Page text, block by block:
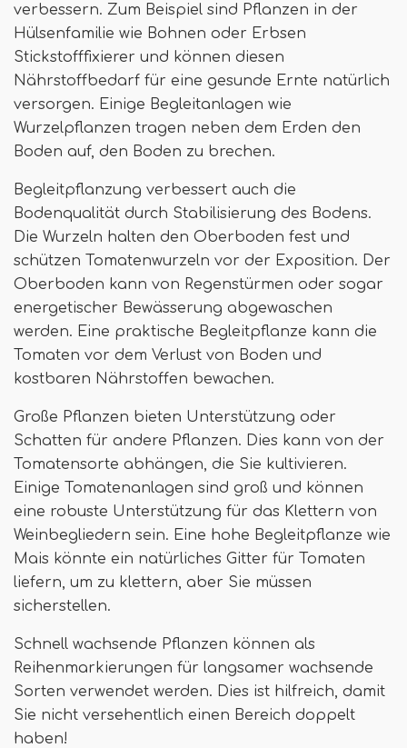
verbessern. Zum Beispiel sind Pflanzen in der
Hülsenfamilie wie Bohnen oder Erbsen
Stickstofffixierer und können diesen
Nährstoffbedarf für eine gesunde Ernte natürlich
versorgen. Einige Begleitanlagen wie
Wurzelpflanzen tragen neben dem Erden den
Boden auf, den Boden zu brechen.
Begleitpflanzung verbessert auch die
Bodenqualität durch Stabilisierung des Bodens.
Die Wurzeln halten den Oberboden fest und
schützen Tomatenwurzeln vor der Exposition. Der
Oberboden kann von Regenstürmen oder sogar
energetischer Bewässerung abgewaschen
werden. Eine praktische Begleitpflanze kann die
Tomaten vor dem Verlust von Boden und
kostbaren Nährstoffen bewachen.
Große Pflanzen bieten Unterstützung oder
Schatten für andere Pflanzen. Dies kann von der
Tomatensorte abhängen, die Sie kultivieren.
Einige Tomatenanlagen sind groß und können
eine robuste Unterstützung für das Klettern von
Weinbegliedern sein. Eine hohe Begleitpflanze wie
Mais könnte ein natürliches Gitter für Tomaten
liefern, um zu klettern, aber Sie müssen
sicherstellen.
Schnell wachsende Pflanzen können als
Reihenmarkierungen für langsamer wachsende
Sorten verwendet werden. Dies ist hilfreich, damit
Sie nicht versehentlich einen Bereich doppelt
haben!